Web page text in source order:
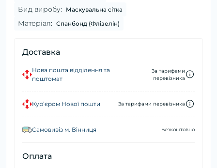
Вид виробу: Маскувальна сітка
Матеріал: Спанбонд (Флізелін)
Доставка
Нова пошта відділення та
поштомат
За тарифами
перевізника
Кур’єром Нової пошти За тарифами перевізника
Самовивіз м. Вінниця Безкоштовно
Оплата